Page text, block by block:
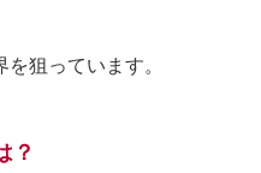
狙っています。
？